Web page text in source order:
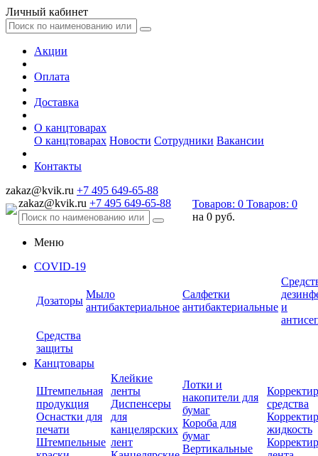
Личный кабинет
Акции
Оплата
Доставка
О канцтоварах
О канцтоварах Новости Сотрудники Вакансии
Контакты
zakaz@kvik.ru +7 495 649-65-88
zakaz@kvik.ru +7 495 649-65-88 Товаров: 0 Товаров: 0
на 0 руб.
Меню
COVID-19
Дозаторы
Мыло
антибактериальное
Салфетки
антибактериальные и
Средства
защиты
Канцтовары
Штемпельная
продукция
Оснастки для
печати
Штемпельные
Клейкие
ленты
Диспенсеры
для
канцелярских
лент
Лотки и
накопители для
бумаг
Короба для
бумаг
Вертикальные
средства
жидкость